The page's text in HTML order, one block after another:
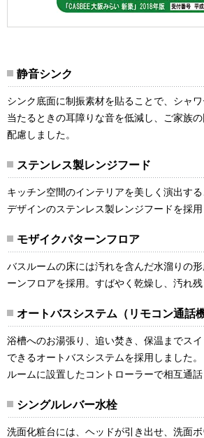
静音シンク
シンク底面に制振素材を貼ることで、シャ
当たるときの耳障りな音を低減し、ご家族
配慮しました。
ステンレス製レンジフード
キッチン空間のインテリアを美しく演出す
デザインのステンレス製レンジフードを採用
モザイクパターンフロア
バスルームの床には汚れを含んだ水溜りの
ーンフロアを採用。すばやく乾燥し、汚れ残
オートバスシステム（リモコン通話
浴槽へのお湯張り、追い焚き、保温までス
できるオートバスシステムを採用しました
ルームに設置したコントローラーで相互通話
シングルレバー水栓
洗面化粧台には、ヘッドが引き出せ、洗面